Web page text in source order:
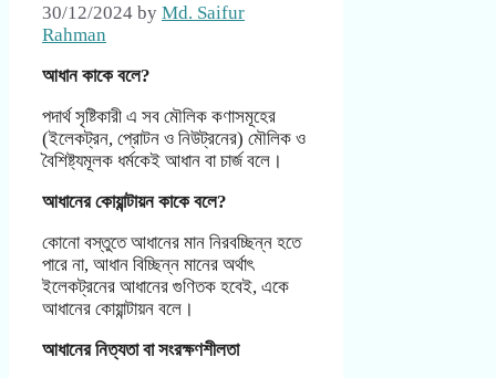
30/12/2024 by Md. Saifur
Rahman
আধান কাকে বলে?
পদার্থ সৃষ্টিকারী এ সব মৌলিক কণাসমূহের
(ইলেকট্রন, প্রোটন ও নিউট্রনের) মৌলিক ও
বৈশিষ্ট্যমূলক ধর্মকেই আধান বা চার্জ বলে।
আধানের কোয়ান্টায়নকাকে বলে?
কোনো বস্তুতে আধানের মান নিরবচ্ছিন্ন হতে
পারে না, আধান বিচ্ছিন্ন মানের অর্থাৎ
ইলেকট্রনের আধানের গুণিতক হবেই, একে
আধানের কোয়ান্টায়ন বলে।
আধানের নিত্যতা বা সংরক্ষণশীলতা